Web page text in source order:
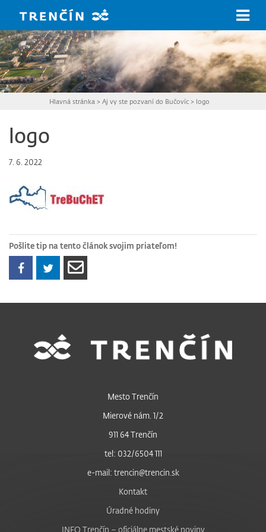
Hlavná stránka >Aj vy ste pozvaní do Bučovíc > logo
logo
7. 6. 2022
Pošlite tip na tento článok svojim priateľom!
Mesto Trenčín
Mierové nám. 1/2
911 64 Trenčín
tel: 032/6504 111
e-mail: trencin@trencin.sk
Kontakt
Úradné hodiny
INFO Trenčín – oficiálne mestské noviny